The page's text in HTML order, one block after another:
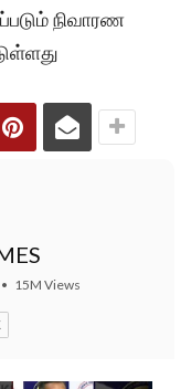
நிவாரண
• 15M Views